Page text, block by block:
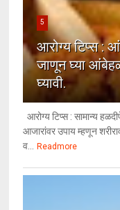
5
आरोग्य टिप्स :
जाणून घ्या
घ्यावी.
आरोग्य टिप्स : सामान्य
आजारांवर उपाय म्हणून
व... Readmore